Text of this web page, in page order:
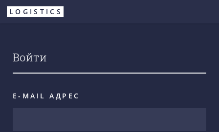
Перейти
LOGISTICS
Войти
E-MAIL АДРЕС